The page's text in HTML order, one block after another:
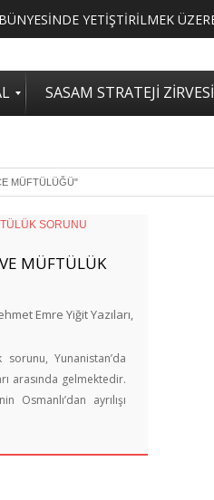
SASAM STRATEJİ ZİRVESİ
MÜFTÜLÜĞÜ"
MÜFTÜLÜK
Emre Yiğit Yazıları,
Yunanistan’da
arasında gelmektedir.
Osmanlı’dan ayrılışı